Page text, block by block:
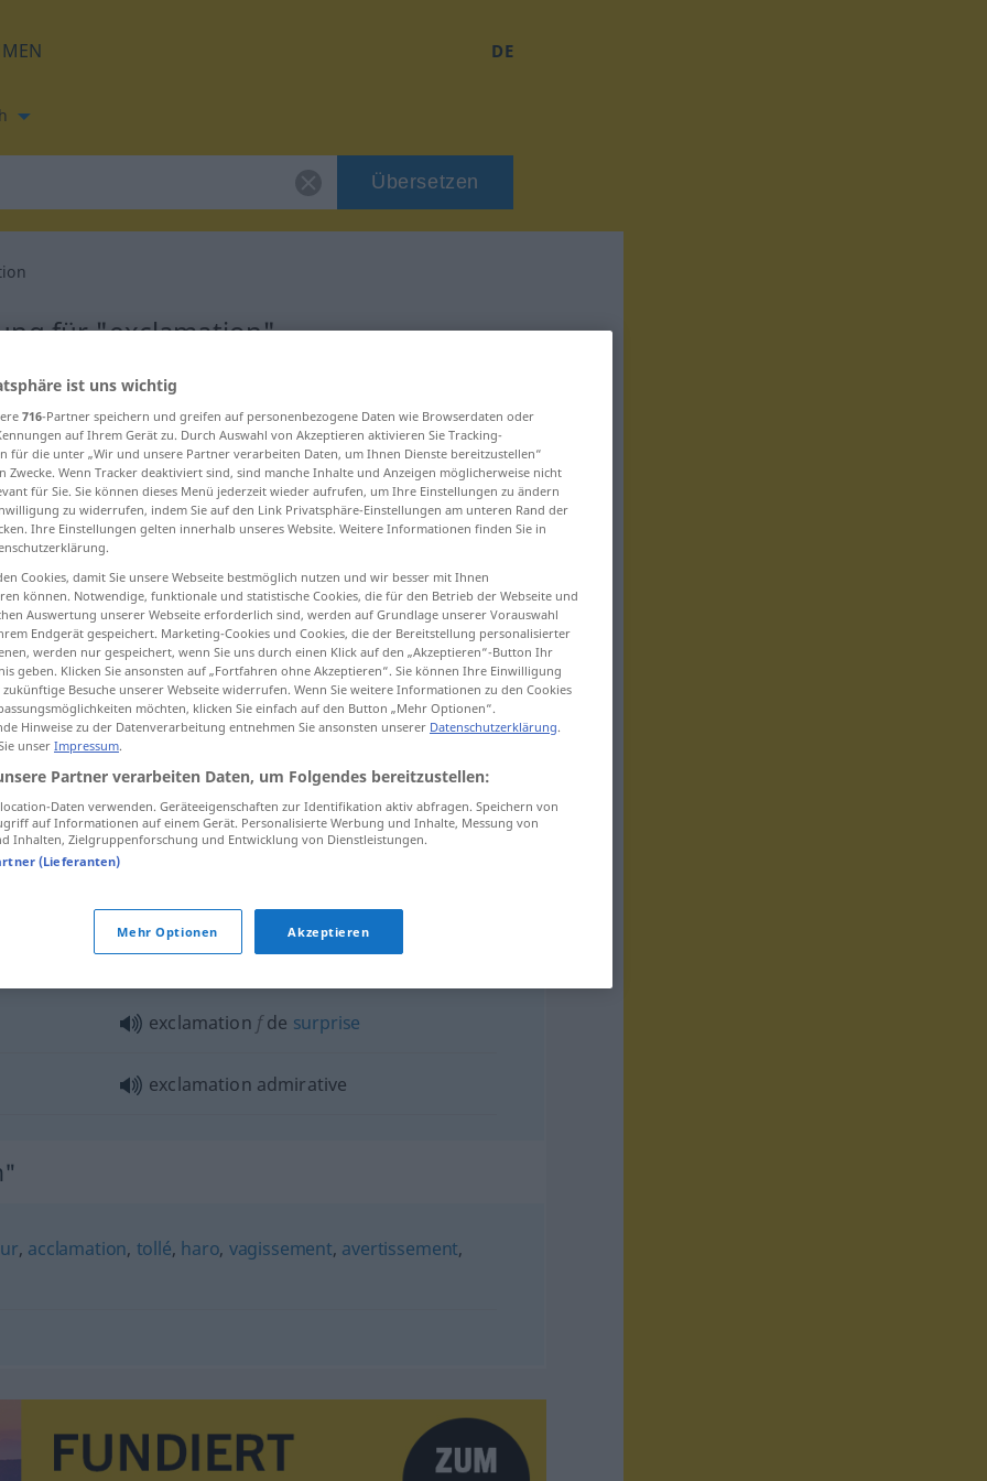
DE
Übersetzen
für "exclamation"
exclamation
exclamation desurprise
exclamation fde surprise
exclamation admirative
, acclamation, tollé, haro, vagissement, avertissement,
ist uns wichtig
716-Partner speichern und greifen auf personenbezogene Daten wie Browserdaten oder
auf Ihrem Gerät zu. Durch Auswahl von Akzeptieren aktivieren Sie Tracking-
für die unter „Wir und unsere Partner verarbeiten Daten, um Ihnen Dienste bereitzustellen“
Zwecke. Wenn Tracker deaktiviert sind, sind manche Inhalte und Anzeigen möglicherweise nicht
für Sie. Sie können dieses Menü jederzeit wieder aufrufen, um Ihre Einstellungen zu ändern
zu widerrufen, indem Sie auf den Link Privatsphäre-Einstellungen am unteren Rand der
Ihre Einstellungen gelten innerhalb unseres Website. Weitere Informationen finden Sie in
Cookies, damit Sie unsere Webseite bestmöglich nutzen und wir besser mit Ihnen
können. Notwendige, funktionale und statistische Cookies, die für den Betrieb der Webseite und
Auswertung unserer Webseite erforderlich sind, werden auf Grundlage unserer Vorauswahl
Endgerät gespeichert. Marketing-Cookies und Cookies, die der Bereitstellung personalisierter
werden nur gespeichert, wenn Sie uns durch einen Klick auf den „Akzeptieren“-Button Ihr
geben. Klicken Sie ansonsten auf „Fortfahren ohne Akzeptieren“. Sie können Ihre Einwilligung
Besuche unserer Webseite widerrufen. Wenn Sie weitere Informationen zu den Cookies
möchten, klicken Sie einfach auf den Button „Mehr Optionen“.
Hinweise zu der Datenverarbeitung entnehmen Sie ansonsten unserer Datenschutzerklärung.
unser Impressum.
Partner verarbeiten Daten, um Folgendes bereitzustellen:
Daten verwenden. Geräteeigenschaften zur Identifikation aktiv abfragen. Speichern von
auf Informationen auf einem Gerät. Personalisierte Werbung und Inhalte, Messung von
Inhalten, Zielgruppenforschung und Entwicklung von Dienstleistungen.
(Lieferanten)
Mehr Optionen Akzeptieren